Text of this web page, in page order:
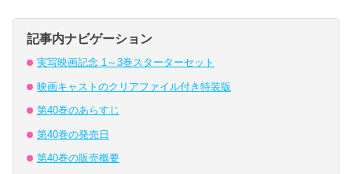
記事内ナビゲーション
実写映画記念 1～3巻スターターセット
映画キャストのクリアファイル付き特装版
第40巻のあらすじ
第40巻の発売日
第40巻の販売概要